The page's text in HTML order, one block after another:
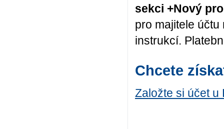
sekci +Nový
pro majitele
instrukcí.
Chcete
Založte si účet u